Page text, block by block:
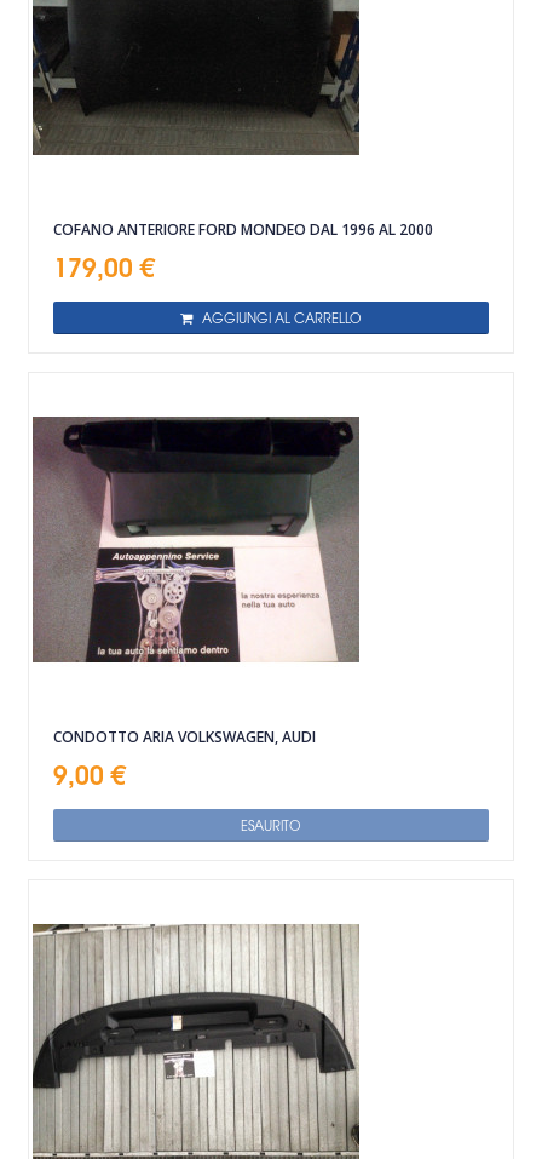
COFANO ANTERIORE FORD MONDEO DAL 1996 AL 2000
179,00 €
AGGIUNGI AL CARRELLO
CONDOTTO ARIA VOLKSWAGEN, AUDI
9,00 €
ESAURITO